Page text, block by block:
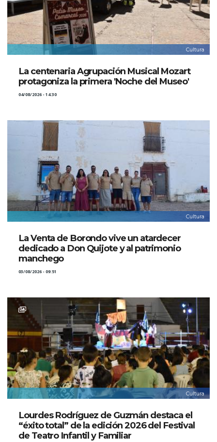
Cultura
La centenaria Agrupación Musical Mozart
protagoniza la primera 'Noche del Museo'
04/08/2026 - 14:30
Cultura
La Venta de Borondo vive un atardecer
dedicado a Don Quijote y al patrimonio
manchego
03/08/2026 - 09:51
Cultura
Lourdes Rodríguez de Guzmán destaca el
“éxito total” de la edición 2026 del Festival
de Teatro Infantil y Familiar